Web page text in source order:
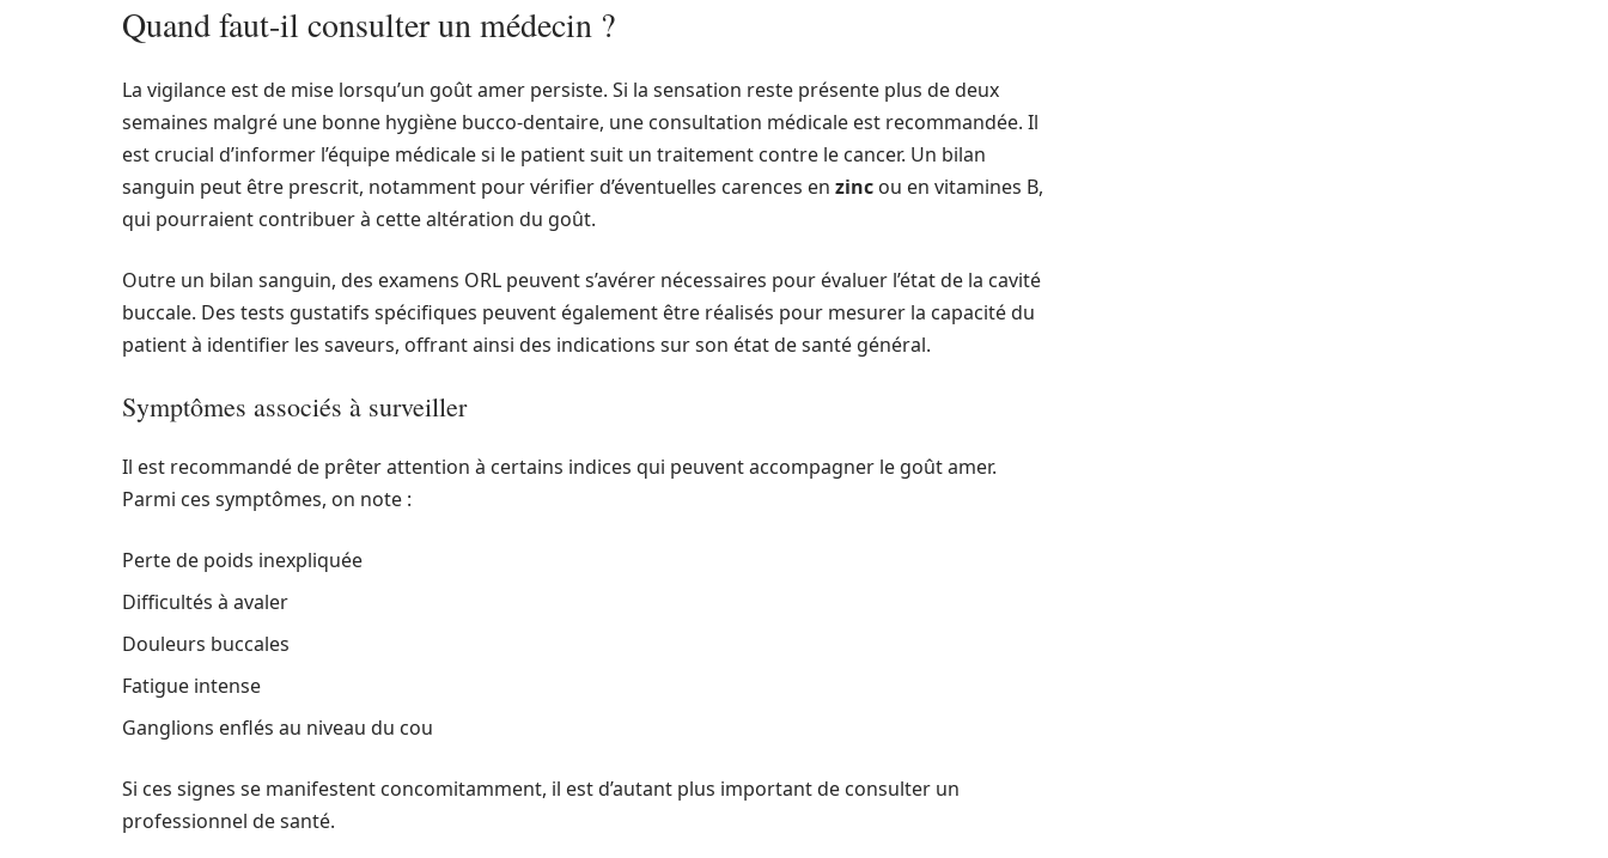
Quand faut-il consulter un médecin ?
La vigilance est de mise lorsqu’un goût amer persiste. Si la sensation reste présente plus de deux
semaines malgré une bonne hygiène bucco-dentaire, une consultation médicale est recommandée. Il
est crucial d’informer l’équipe médicale si le patient suit un traitement contre le cancer. Un bilan
sanguin peut être prescrit, notamment pour vérifier d’éventuelles carences en zinc ou en vitamines B,
qui pourraient contribuer à cette altération du goût.
Outre un bilan sanguin, des examens ORL peuvent s’avérer nécessaires pour évaluer l’état de la cavité
buccale. Des tests gustatifs spécifiques peuvent également être réalisés pour mesurer la capacité du
patient à identifier les saveurs, offrant ainsi des indications sur son état de santé général.
Symptômes associés à surveiller
Il est recommandé de prêter attention à certains indices qui peuvent accompagner le goût amer.
Parmi ces symptômes, on note :
Perte de poids inexpliquée
Difficultés à avaler
Douleurs buccales
Fatigue intense
Ganglions enflés au niveau du cou
Si ces signes se manifestent concomitamment, il est d’autant plus important de consulter un
professionnel de santé.